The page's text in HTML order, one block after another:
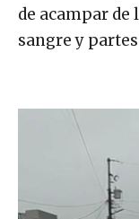
de acampar de
sangre y